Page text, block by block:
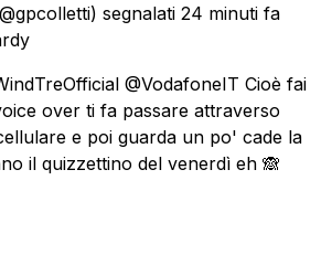
segnalati 24 minuti fa
@VodafoneIT Cioè fai
over ti fa passare attraverso
e poi guarda un po' cade la
il quizzettino del venerdì eh 🙈